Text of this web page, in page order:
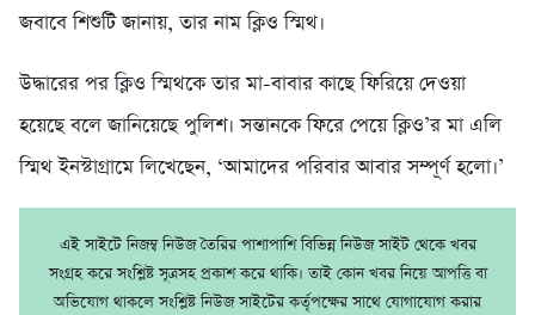
জবাবে শিশুটি জানায়, তার নাম ক্লিও স্মিথ।
উদ্ধারের পর ক্লিও স্মিথকে তার মা-বাবার কাছে ফিরিয়ে দেওয়া
হয়েছে বলে জানিয়েছে পুলিশ। সন্তানকে ফিরে পেয়ে ক্লিও’র মা এলি
স্মিথ ইনস্টাগ্রামে লিখেছেন, ‘আমাদের পরিবার আবার সম্পূর্ণ হলো।’
এই সাইটে নিজম্ব নিউজ তৈরির পাশাপাশি বিভিন্ন নিউজ সাইট থেকে খবর
সংগ্রহ করে সংশ্লিষ্ট সূত্রসহ প্রকাশ করে থাকি। তাই কোন খবর নিয়ে আপত্তি বা
অভিযোগ থাকলে সংশ্লিষ্ট নিউজ সাইটের কর্তৃপক্ষের সাথে যোগাযোগ করার